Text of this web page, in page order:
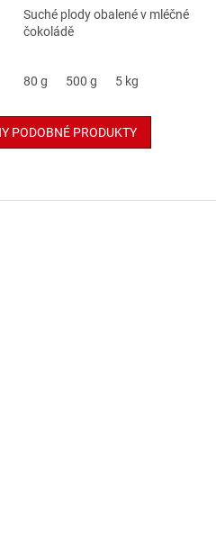
Suché plody obalené v mléčné
čokoládě
80 g 500 g 5 kg
PODOBNÉ PRODUKTY